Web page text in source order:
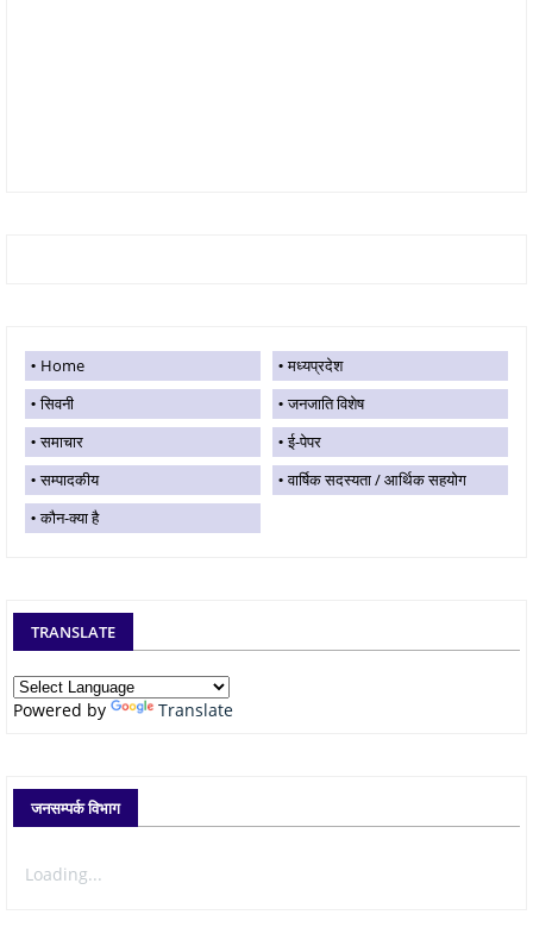
Home
मध्यप्रदेश
सिवनी
जनजाति विशेष
समाचार
ई-पेपर
सम्पादकीय
वार्षिक सदस्यता / आर्थिक सहयोग
कौन-क्या है
TRANSLATE
Powered by Translate
जनसम्पर्क विभाग
Loading...